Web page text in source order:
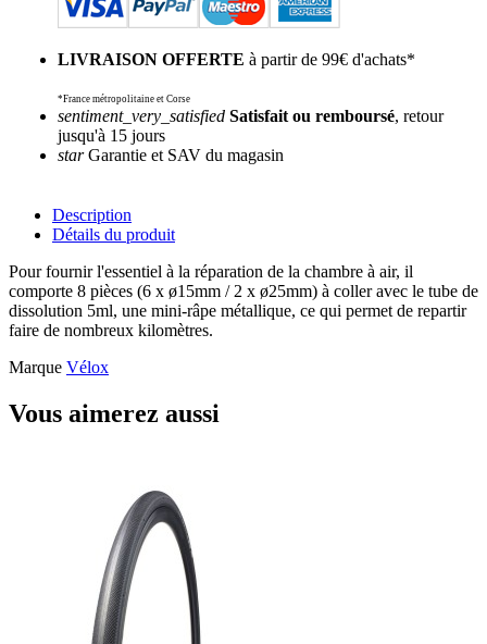
LIVRAISON OFFERTE à partir de 99€ d'achats*
*France métropolitaine et Corse
sentiment_very_satisfied Satisfait ou remboursé, retour
jusqu'à 15 jours
starGarantie et SAV du magasin
Description
Détails du produit
Pour fournir l'essentiel à la réparation de la chambre à air, il
comporte 8 pièces (6 x ø15mm / 2 x ø25mm) à coller avec le tube de
dissolution 5ml, une mini-râpe métallique, ce qui permet de repartir
faire de nombreux kilomètres.
Marque Vélox
Vous aimerez aussi